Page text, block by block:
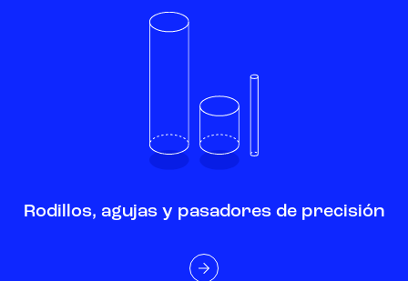
Rodillos, agujas y pasadores de precisión